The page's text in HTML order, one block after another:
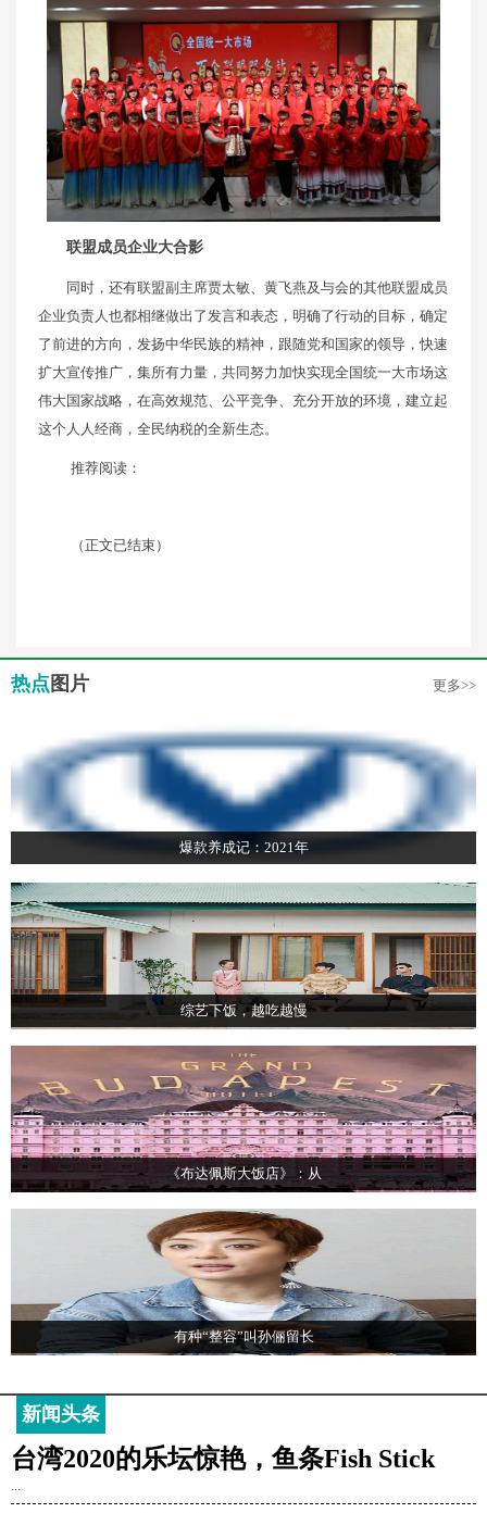
联盟成员企业大合影
同时，还有联盟副主席贾太敏、黄飞燕及与会的其他联盟成员
企业负责人也都相继做出了发言和表态，明确了行动的目标，确定
了前进的方向，发扬中华民族的精神，跟随党和国家的领导，快速
扩大宣传推广，集所有力量，共同努力加快实现全国统一大市场这
伟大国家战略，在高效规范、公平竞争、充分开放的环境，建立起
这个人人经商，全民纳税的全新生态。
推荐阅读：
（正文已结束）
热点 图片 更多>>
爆款养成记：2021年
综艺下饭，越吃越慢
《布达佩斯大饭店》：从
有种“整容”叫孙俪留长
新闻头条
台湾2020的乐坛惊艳，鱼条Fish Stick